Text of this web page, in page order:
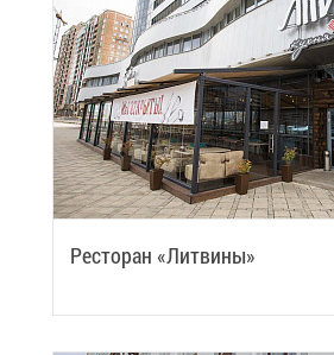
Ре­сто­ран «Лит­ви­ны»